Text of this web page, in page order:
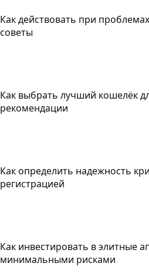
Как действовать при
советы
Как выбрать лучший кошелёк
рекомендации
Как определить надежность
регистрацией
Как инвестировать в элитные
минимальными рисками